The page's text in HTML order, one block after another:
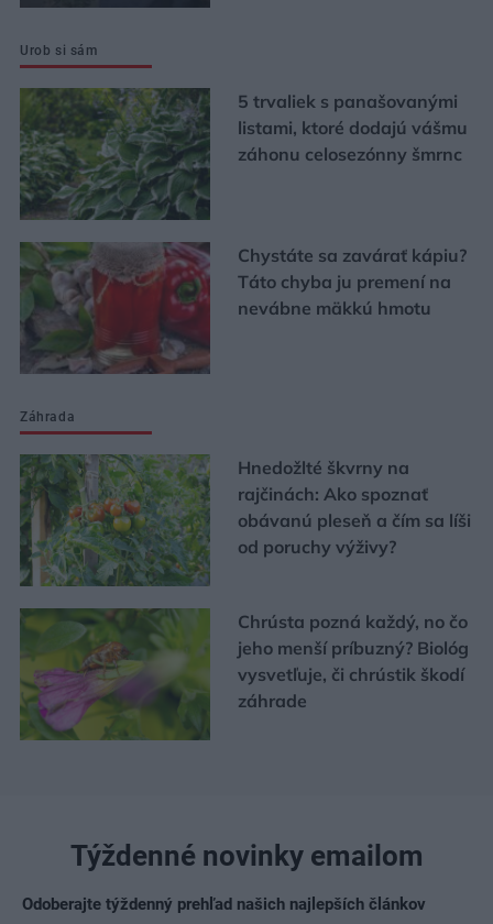
Urob si sám
5 trvaliek s panašovanými
listami, ktoré dodajú vášmu
záhonu celosezónny šmrnc
Chystáte sa zavárať kápiu?
Táto chyba ju premení na
nevábne mäkkú hmotu
Záhrada
Hnedožlté škvrny na
rajčinách: Ako spoznať
obávanú pleseň a čím sa líši
od poruchy výživy?
Chrústa pozná každý, no čo
jeho menší príbuzný? Biológ
vysvetľuje, či chrústik škodí
záhrade
Týždenné novinky emailom
Odoberajte týždenný prehľad našich najlepších článkov